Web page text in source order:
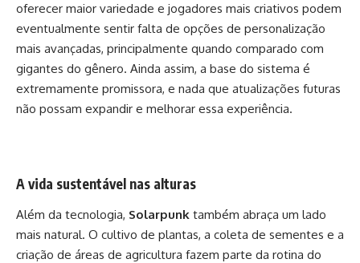
oferecer maior variedade e jogadores mais criativos podem
eventualmente sentir falta de opções de personalização
mais avançadas, principalmente quando comparado com
gigantes do gênero. Ainda assim, a base do sistema é
extremamente promissora, e nada que atualizações futuras
não possam expandir e melhorar essa experiência.
A vida sustentável nas alturas
Além da tecnologia, Solarpunk também abraça um lado
mais natural. O cultivo de plantas, a coleta de sementes e a
criação de áreas de agricultura fazem parte da rotina do